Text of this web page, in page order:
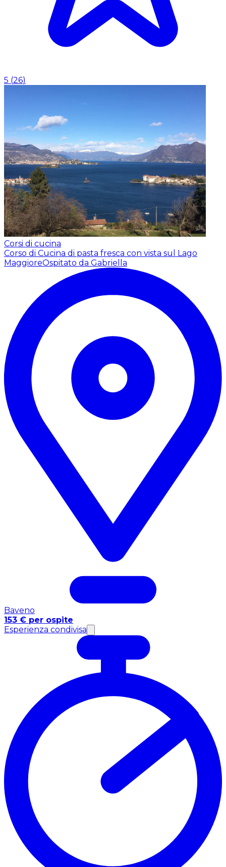
5 (26)
Corsi di cucina
Corso di Cucina di pasta fresca con vista sul Lago
MaggioreOspitato da Gabriella
Baveno
153 € per ospite
Esperienza condivisa